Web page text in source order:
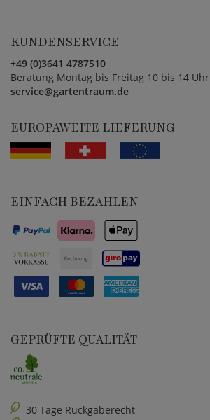
KUNDENSERVICE
+49 (0)3641 4787510
Beratung Montag bis Freitag 10 bis 14 Uhr
service@gartentraum.de
EUROPAWEITE LIEFERUNG
EINFACH BEZAHLEN
GEPRÜFTE QUALITÄT
30 Tage Rückgaberecht